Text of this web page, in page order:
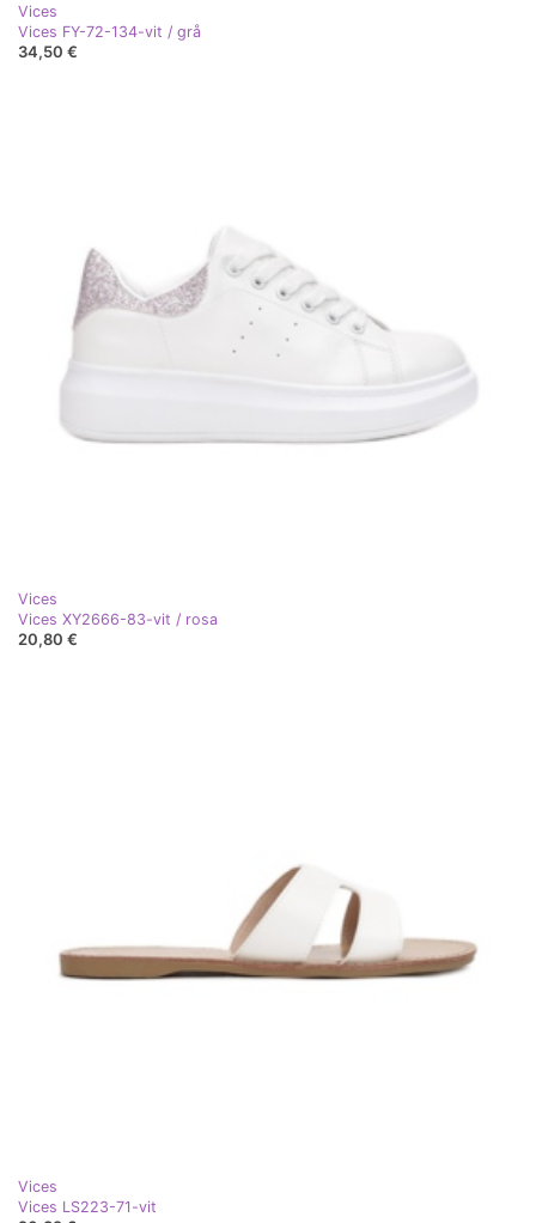
Vices
Vices FY-72-134-vit / grå
34,50 €
Vices
Vices XY2666-83-vit / rosa
20,80 €
Vices
Vices LS223-71-vit